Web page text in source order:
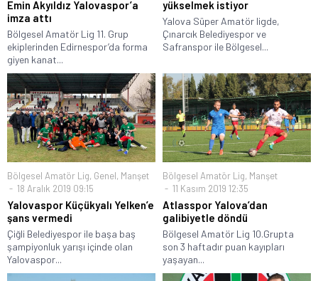
Emin Akyıldız Yalovaspor’a
imza attı
Bölgesel Amatör Lig 11. Grup
ekiplerinden Edirnespor’da forma
giyen kanat...
yükselmek istiyor
Yalova Süper Amatör ligde,
Çınarcık Belediyespor ve
Safranspor ile Bölgesel...
Bölgesel Amatör Lig, Genel, Manşet
18 Aralık 2019 09:15
Yalovaspor Küçükyalı Yelken’e
şans vermedi
Çiğli Belediyespor ile başa baş
şampiyonluk yarışı içinde olan
Yalovaspor...
Bölgesel Amatör Lig, Manşet
11 Kasım 2019 12:35
Atlasspor Yalova’dan
galibiyetle döndü
Bölgesel Amatör Lig 10.Grupta
son 3 haftadır puan kayıpları
yaşayan...